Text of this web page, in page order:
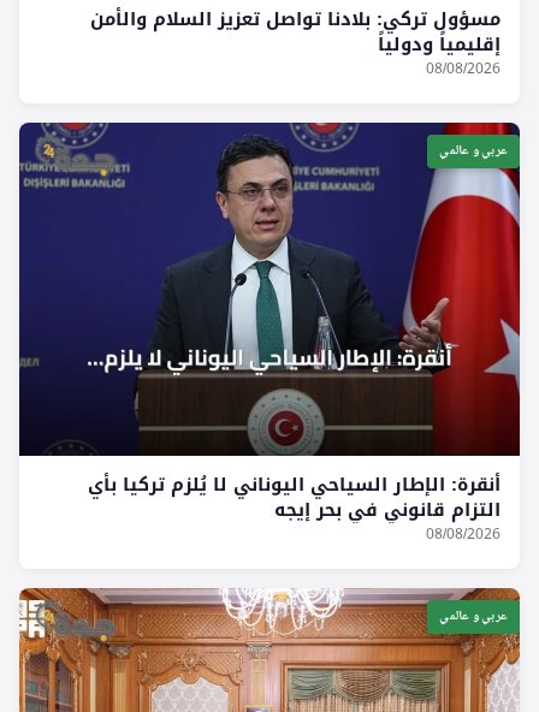
مسؤول تركي: بلادنا تواصل تعزيز السلام والأمن
إقليمياً ودولياً
08/08/2026
عربي و عالمي
أنقرة: الإطار السياحي اليوناني لا يُلزم تركيا بأي
التزام قانوني في بحر إيجه
08/08/2026
عربي و عالمي